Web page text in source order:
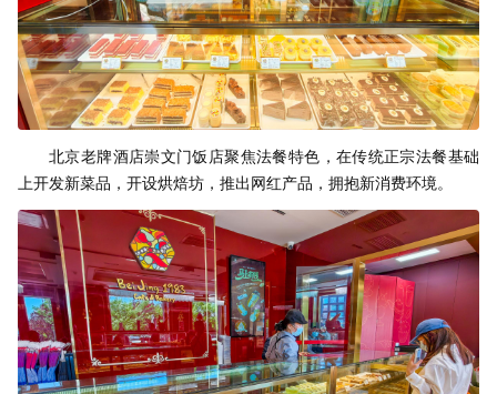
北京老牌酒店崇文门饭店聚焦法餐特色，在传统正宗法餐基础
上开发新菜品，开设烘焙坊，推出网红产品，拥抱新消费环境。